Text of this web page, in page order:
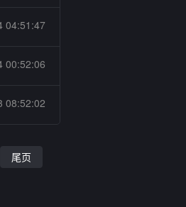
04:51:47
00:52:06
08:52:02
尾页